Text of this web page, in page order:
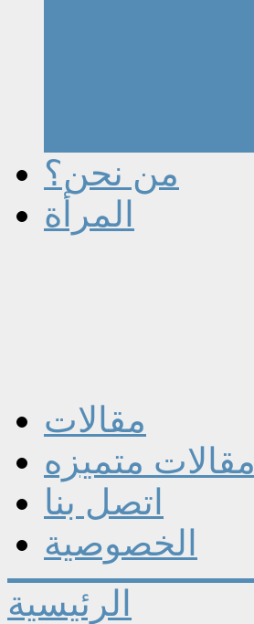
من نحن؟
المرأة
مقالات
مقالات متميزه
اتصل بنا
الخصوصية
الرئيسية